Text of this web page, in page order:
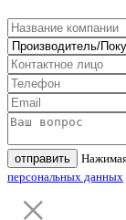
отправить Нажимая
персональных данных